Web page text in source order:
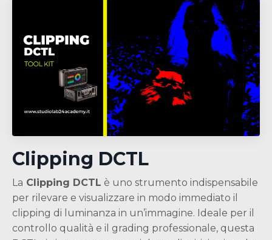
Clipping DCTL
La Clipping DCTL è uno strumento indispensabile
per rilevare e visualizzare in modo immediato il
clipping di luminanza in un’immagine. Ideale per il
controllo qualità e il grading professionale, questa